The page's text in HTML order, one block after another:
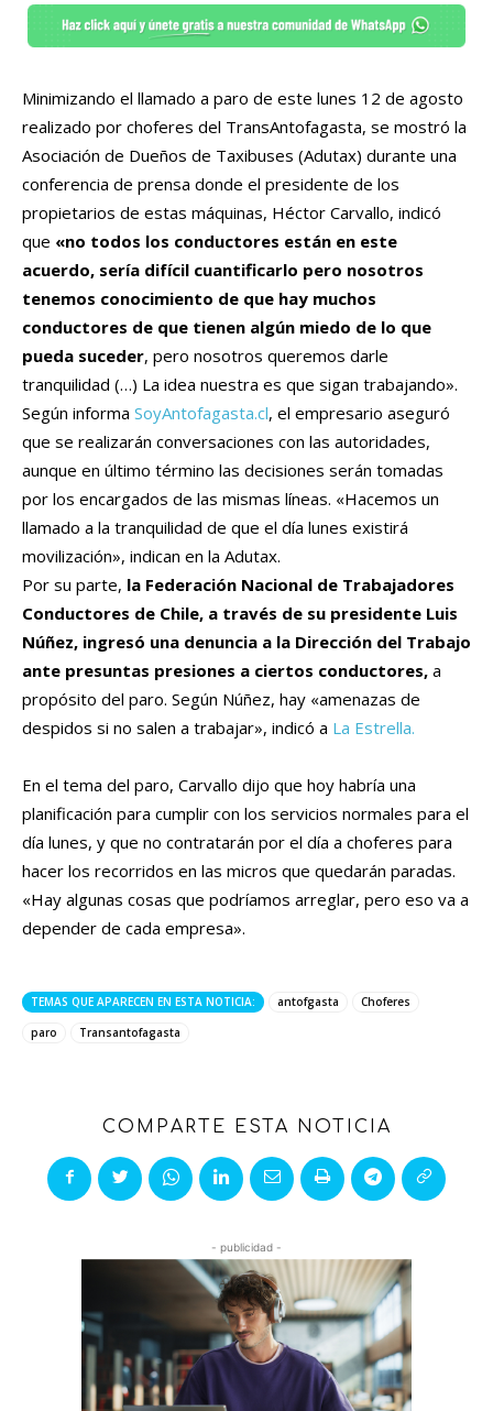
Minimizando el llamado a paro de este lunes 12 de agosto
realizado por choferes del TransAntofagasta, se mostró la
Asociación de Dueños de Taxibuses (Adutax) durante una
conferencia de prensa donde el presidente de los
propietarios de estas máquinas, Héctor Carvallo, indicó
que «no todos los conductores están en este
acuerdo, sería difícil cuantificarlo pero nosotros
tenemos conocimiento de que hay muchos
conductores de que tienen algún miedo de lo que
pueda suceder, pero nosotros queremos darle
tranquilidad (…) La idea nuestra es que sigan trabajando».
Según informa SoyAntofagasta.cl, el empresario aseguró
que se realizarán conversaciones con las autoridades,
aunque en último término las decisiones serán tomadas
por los encargados de las mismas líneas. «Hacemos un
llamado a la tranquilidad de que el día lunes existirá
movilización», indican en la Adutax.
Por su parte, la Federación Nacional de Trabajadores
Conductores de Chile, a través de su presidente Luis
Núñez, ingresó una denuncia a la Dirección del Trabajo
ante presuntas presiones a ciertos conductores, a
propósito del paro. Según Núñez, hay «amenazas de
despidos si no salen a trabajar», indicó a La Estrella.
En el tema del paro, Carvallo dijo que hoy habría una
planificación para cumplir con los servicios normales para el
día lunes, y que no contratarán por el día a choferes para
hacer los recorridos en las micros que quedarán paradas.
«Hay algunas cosas que podríamos arreglar, pero eso va a
depender de cada empresa».
TEMAS QUE APARECEN EN ESTA NOTICIA: antofgasta
Choferes
paro
Transantofagasta
COMPARTE ESTA NOTICIA
- publicidad -